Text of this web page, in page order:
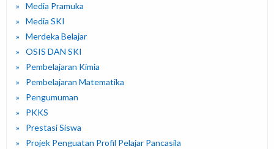
Media Pramuka
Media SKI
Merdeka Belajar
OSIS DAN SKI
Pembelajaran Kimia
Pembelajaran Matematika
Pengumuman
PKKS
Prestasi Siswa
Projek Penguatan Profil Pelajar Pancasila